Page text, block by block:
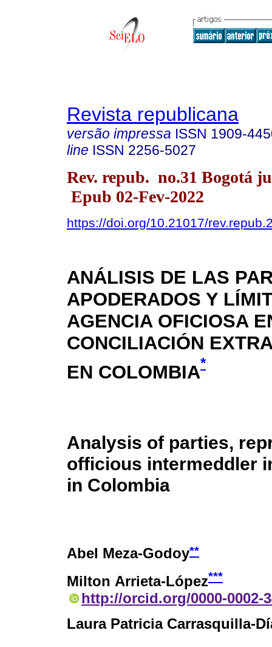
Revista republicana
versão impressa ISSN 1909-
line ISSN 2256-5027
Rev. repub. no.31 Bogotá
Epub 02-Fev-2022
https://doi.org/10.21017/
ANÁLISIS DE LAS
APODERADOS Y
AGENCIA OFICIOSA
CONCILIACIÓN
EN COLOMBIA*
Analysis of parties,
officious intermeddler
in Colombia
Abel Meza-Godoy**
Milton Arrieta-López***
http://orcid.org/0000-0002-
Laura Patricia Carrasquilla-